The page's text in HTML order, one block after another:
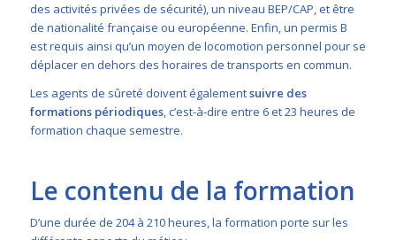
des activités privées de sécurité), un niveau BEP/CAP, et être
de nationalité française ou européenne. Enfin, un permis B
est requis ainsi qu’un moyen de locomotion personnel pour se
déplacer en dehors des horaires de transports en commun.
Les agents de sûreté doivent égalementsuivre des
formations périodiques, c’est-à-dire entre 6 et 23 heures de
formation chaque semestre.
Le contenu de la formation
D’une durée de 204 à 210 heures, la formation porte sur les